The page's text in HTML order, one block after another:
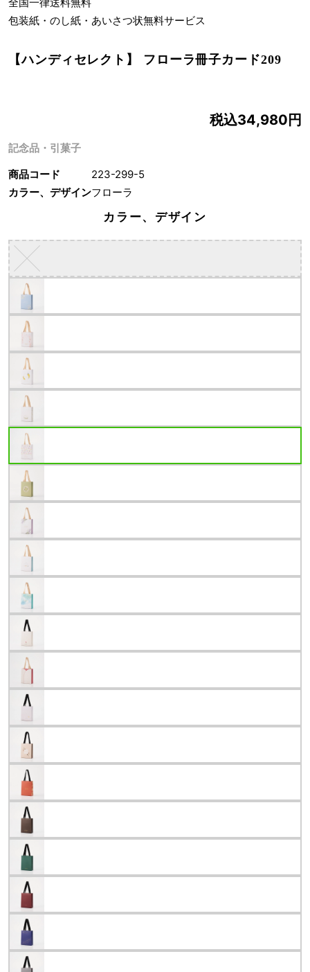
包装紙・のし紙・あいさつ状無料サービス
【ハンディセレクト】 フローラ冊子カード209
記念品・引菓子
税込34,980円
商品コード
223-299-5
カラー、デザインフローラ
カラー、デザイン